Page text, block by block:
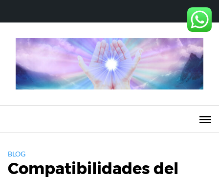
contenido
BLOG
Compatibilidades del